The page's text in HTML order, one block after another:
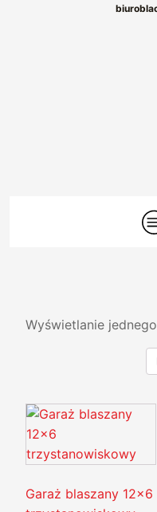
Wyświetlanie
Garaż blaszany 12x6